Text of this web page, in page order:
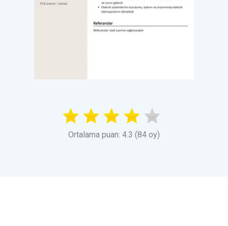
Ortalama puan: 4.3 (84 oy)